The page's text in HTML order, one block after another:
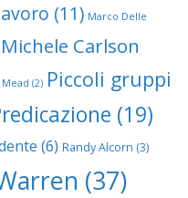
(11) Marco Delle
Michele Carlson
(2) Piccoli gruppi
(19)
(6) Randy Alcorn (3)
(37)